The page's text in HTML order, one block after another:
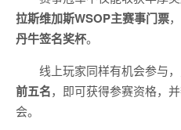
拉斯维加斯WSOP主赛事门票
丹牛签名奖杯。
线上玩家同样有机会参与
前五名，即可获得参赛资格，
会。